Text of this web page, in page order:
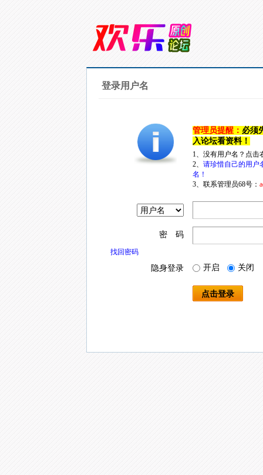
登录用户名
管理员提醒： 必须
入论坛看资料！
1、没有用户名？点
2、 请珍惜自己的用户
名！
3、联系管理员68号：
密 码
找回密码
隐身登录 开启 关闭
点击登录